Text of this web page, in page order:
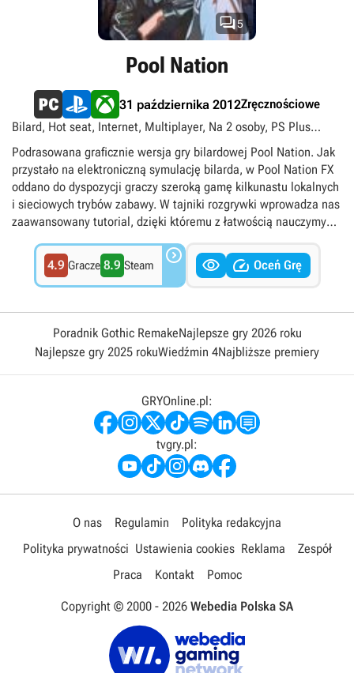
5
Pool Nation
31 października 2012Zręcznościowe
Bilard, Hot seat, Internet, Multiplayer, Na 2 osoby, PS Plus
Premium, Singleplayer
Podrasowana graficznie wersja gry bilardowej Pool Nation. Jak
przystało na elektroniczną symulację bilarda, w Pool Nation FX
oddano do dyspozycji graczy szeroką gamę kilkunastu lokalnych
i sieciowych trybów zabawy. W tajniki rozgrywki wprowadza nas
zaawansowany tutorial, dzięki któremu z łatwością nauczymy
skomplikowanych trików. Istotą rozgrywki pozostaje
rozbudowany tryb kariery, podczas którego gramy w
najróżniejsze odmiany bilarda, stawiając czoła coraz to
trudniejszym przeciwnikom. W miarę postępów odblokowujemy
kolejne stoły, kije i zestawy bil. Nabyte umiejętności sprawdzić
możemy także w szeregu trybów gry pojedynczej lub wariantach
wieloosobowych, w których udział może wziąć równocześnie do
ośmiu graczy. Pool Nation FX prezentuje wysoką jakość oprawy
wizualnej oraz realistyczną fizykę bil. Oprócz ulepszonej grafiki
w wersji FX znajdujemy nowe lokacji i tryby gry, a także
specjalny edytor trików.
4.9 Gracze 8.9 Steam    Oceń Grę
Poradnik Gothic RemakeNajlepsze gry 2026 roku
Najlepsze gry 2025 rokuWiedźmin 4Najbliższe premiery
GRYOnline.pl:
tvgry.pl:
O nas Regulamin
Polityka redakcyjna
Polityka prywatności Ustawienia cookies Reklama
Zespół
Praca
Kontakt Pomoc
Copyright © 2000 - 2026 Webedia Polska SA